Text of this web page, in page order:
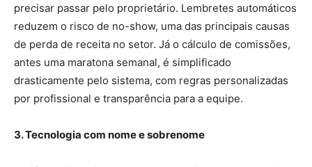
precisar passar pelo proprietário. Lembretes automáticos
reduzem o risco de no-show, uma das principais causas
de perda de receita no setor. Já o cálculo de comissões,
antes uma maratona semanal, é simplificado
drasticamente pelo sistema, com regras personalizadas
por profissional e transparência para a equipe.
3. Tecnologia com nome e sobrenome